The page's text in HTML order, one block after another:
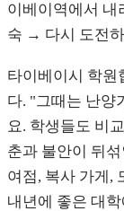
이베이역에서
숙 → 다시 도전
타이베이시 학원
다. "그때는 난양
요. 학생들도 비
춘과 불안이 뒤
여점, 복사 가게,
내년에 좋은 대